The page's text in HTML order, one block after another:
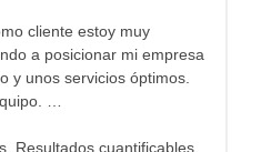
cliente estoy muy
a posicionar mi empresa
y unos servicios óptimos.
…
Resultados cuantificables,